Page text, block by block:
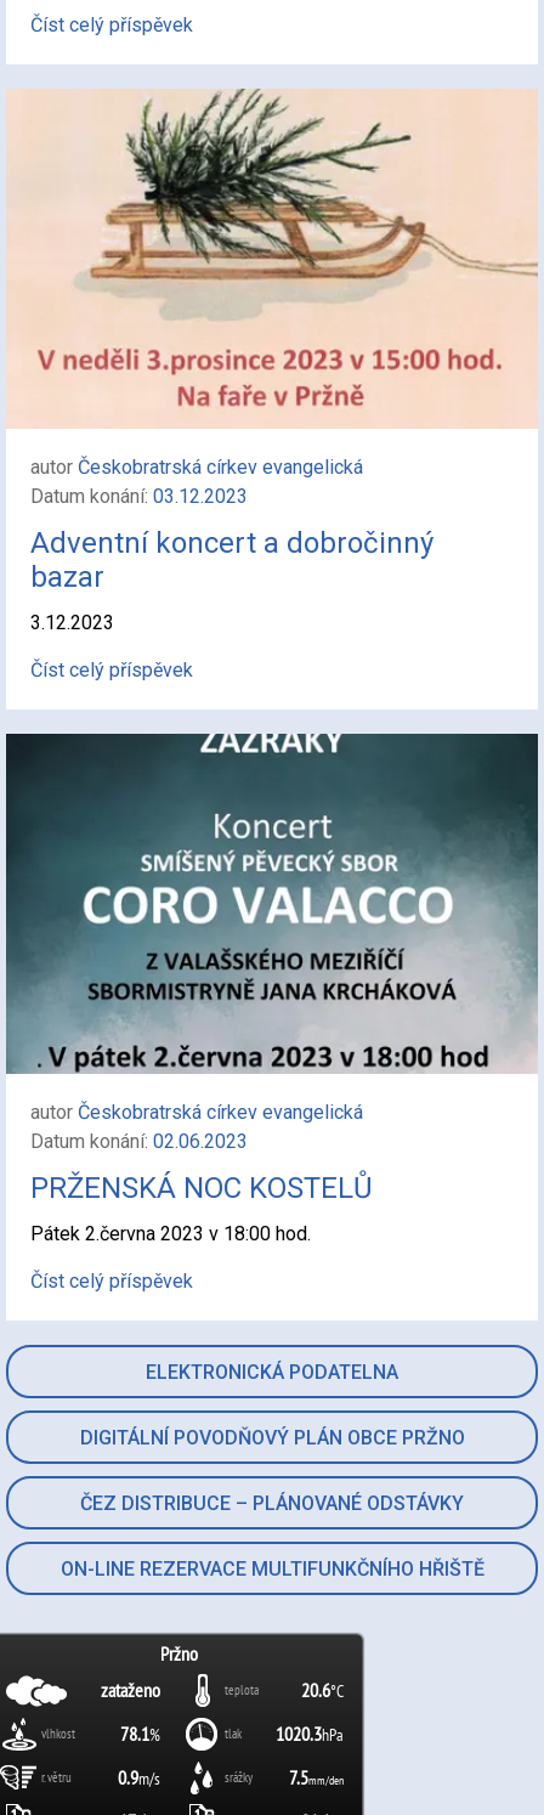
ELEKTRONICKÁ PODATELNA
DIGITÁLNÍ POVODŇOVÝ PLÁN OBCE PRŽNO
ČEZ DISTRIBUCE – PLÁNOVANÉ ODSTÁVKY
ON-LINE REZERVACE MULTIFUNKČNÍHO HŘIŠTĚ
Číst celý příspěvek
autor Českobratrská církev evangelická
Datum konání: 03.12.2023
Adventní koncert a dobročinný
bazar
3.12.2023
Číst celý příspěvek
autor Českobratrská církev evangelická
Datum konání: 02.06.2023
PRŽENSKÁ NOC KOSTELŮ
Pátek 2.června 2023 v 18:00 hod.
Číst celý příspěvek